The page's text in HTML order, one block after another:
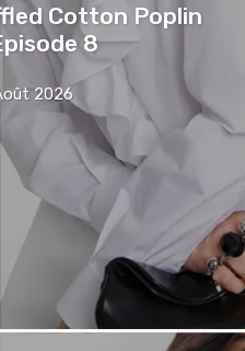
Cotton Poplin
8
2026